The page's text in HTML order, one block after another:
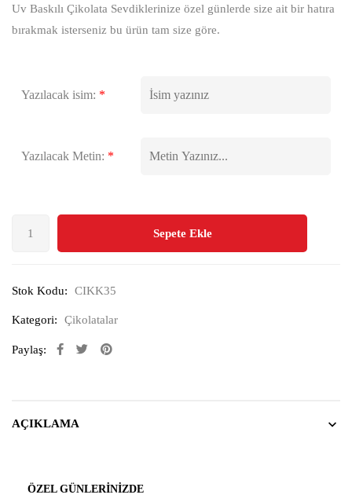
Uv Baskılı Çikolata Sevdiklerinize özel günlerde size ait bir hatıra
bırakmak isterseniz bu ürün tam size göre.
Yazılacak isim: *
Yazılacak Metin: *
Sepete Ekle
Stok Kodu: CIKK35
Kategori: Çikolatalar
Paylaş:
AÇIKLAMA
ÖZEL GÜNLERINIZDE